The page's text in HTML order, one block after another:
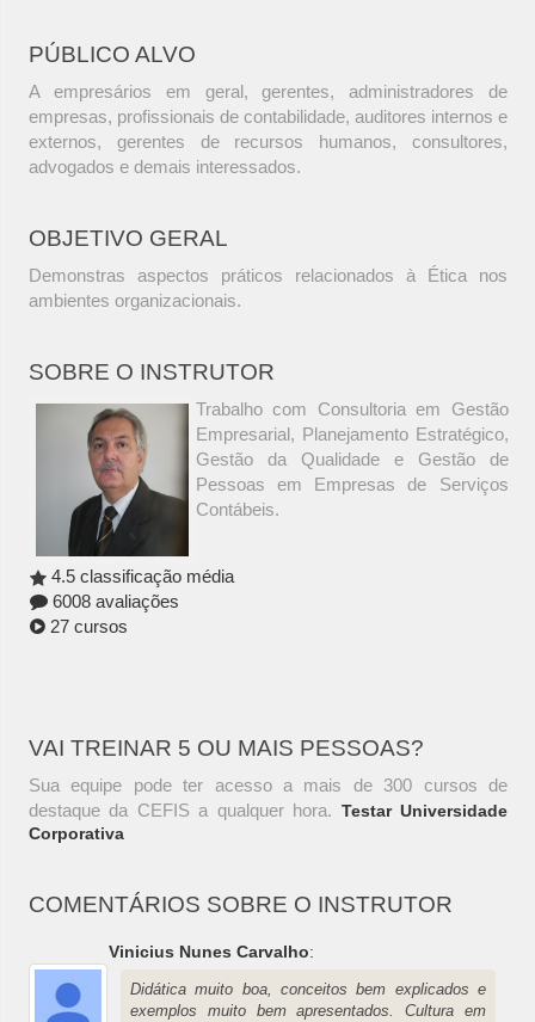
PÚBLICO ALVO
A empresários em geral, gerentes, administradores de
empresas, profissionais de contabilidade, auditores internos e
externos, gerentes de recursos humanos, consultores,
advogados e demais interessados.
OBJETIVO GERAL
Demonstras aspectos práticos relacionados à Ética nos
ambientes organizacionais.
SOBRE O INSTRUTOR
Trabalho com Consultoria em Gestão
Empresarial, Planejamento Estratégico,
Gestão da Qualidade e Gestão de
Pessoas em Empresas de Serviços
Contábeis.
4.5 classificação média
6008 avaliações
27 cursos
VAI TREINAR 5 OU MAIS PESSOAS?
Sua equipe pode ter acesso a mais de 300 cursos de
destaque da CEFIS a qualquer hora. Testar Universidade
Corporativa
COMENTÁRIOS SOBRE O INSTRUTOR
Vinicius Nunes Carvalho:
Didática muito boa, conceitos bem explicados e
exemplos muito bem apresentados. Cultura em